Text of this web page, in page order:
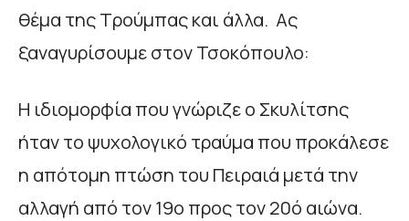
θέµα της Τρούµπας και άλλα. Ας
ξαναγυρίσουµε στον Τσοκόπουλο:
Η ιδιοµορφία που γνώριζε ο Σκυλίτσης
ήταν το ψυχολογικό τραύµα που προκάλεσε
η απότοµη πτώση του Πειραιά µετά την
αλλαγή από τον 19ο προς τον 20ό αιώνα.